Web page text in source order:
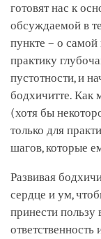
готовят нас к
обсуждаемой в
пункте – о
практику
пустотности, и
бодхичитте. Как
(хотя бы
только для
шагов, которые
Развивая
сердце и ум,
принести пользу